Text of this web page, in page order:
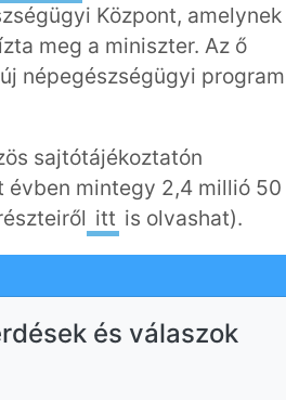
Központ, amelynek
meg a miniszter. Az ő
népegészségügyi program
sajtótájékoztatón
évben mintegy 2,4 millió 50
itt is olvashat).
és válaszok